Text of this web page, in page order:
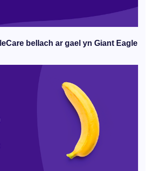
bellach ar gael yn Giant Eagle